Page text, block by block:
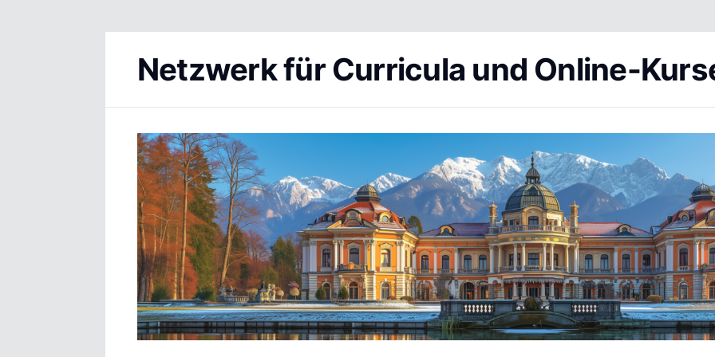
Netzwerk für Curricula und Online-